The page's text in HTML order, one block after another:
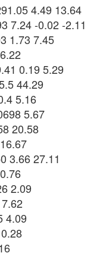
4.49 13.64
7.24 -0.02 -2.11
1.73 7.45
0.19 5.29
44.29
5.16
5.67
20.58
3.66 27.11
2.09
4.09